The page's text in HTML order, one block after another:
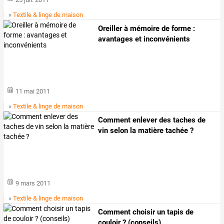
»Textile & linge de maison
Oreiller à mémoire de forme :
avantages et inconvénients
11 mai 2011
»Textile & linge de maison
Comment enlever des taches de
vin selon la matière tachée ?
9 mars 2011
»Textile & linge de maison
Comment choisir un tapis de